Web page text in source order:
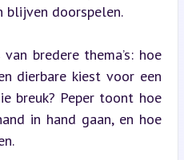
blijven doorspelen.
bredere thema’s: hoe
dierbare kiest voor een
breuk? Peper toont hoe
in hand gaan, en hoe